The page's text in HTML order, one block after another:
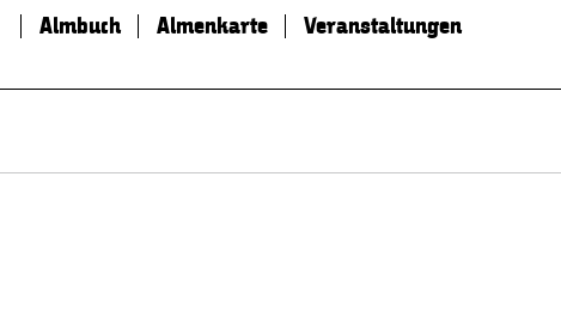
Almbuch Almenkarte Veranstaltungen